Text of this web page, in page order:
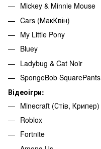
Mickey & Minnie Mouse
Cars (МакКвін)
My Little Pony
Bluey
Ladybug & Cat Noir
SpongeBob SquarePants
Відеоігри:
Minecraft (Стів, Крипер)
Roblox
Fortnite